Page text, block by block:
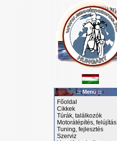
:: Menü ::
Főoldal
Cikkek
Túrák, találkozók
Motorátépítés, felújítás
Tuning, fejlesztés
Szerviz